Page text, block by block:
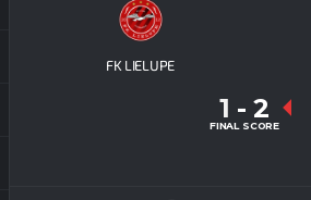
FK LIELUPE
1 - 2
FINAL SCORE